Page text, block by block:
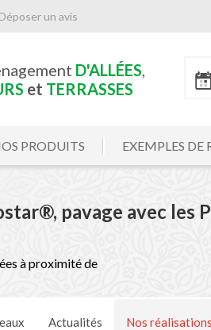
Déposer un avis
D'ALLÉES,
et TERRASSES
PRODUITS EXEMPLES DE
pavage avec les
à proximité de
Actualités Nos réalisations